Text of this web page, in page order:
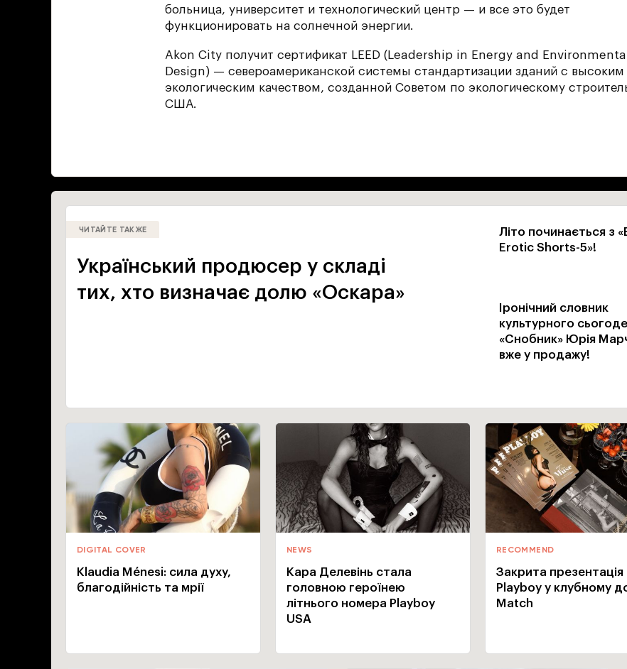
больница, университет и технологический центр — и все это будет
функционировать на солнечной энергии.
Akon City получит сертификат LEED (Leadership in Energy and Environmental
Design) — североамериканской системы стандартизации зданий с высоким
экологическим качеством, созданной Советом по экологическому
США.
ЧИТАЙТЕ ТАКЖЕ
Український продюсер у складі
тих, хто визначає долю «Оскара»
Літо починається з
Erotic Shorts-5»!
Іронічний словник
культурного
«Снобник» Юрія
вже у продажу!
DIGITAL COVER
Klaudia Ménesi: сила духу,
благодійність та мрії
NEWS
Кара Делевінь стала
головною героїнею
літнього номера Playboy
USA
RECOMMEND
Закрита презентація
Playboy у клубному
Match